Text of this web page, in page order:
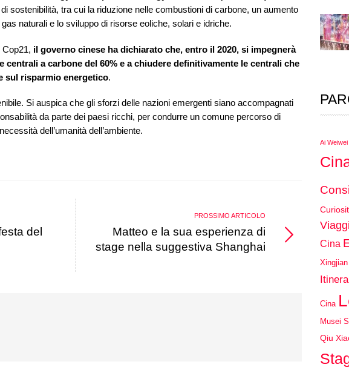
sostenibilità, tra cui la riduzione nelle combustioni di carbone, un aumento
naturali e lo sviluppo di risorse eoliche, solari e idriche.
il governo cinese ha dichiarato che, entro il 2020, si impegnerà
a carbone del 60% e a chiudere definitivamente le centrali che
sul risparmio energetico.
Si auspica che gli sforzi delle nazioni emergenti siano accompagnati
da parte dei paesi ricchi, per condurre un comune percorso di
dell’umanità dell’ambiente.
del
PROSSIMO ARTICOLO
Matteo e la sua esperienza di
stage nella suggestiva Shanghai
Ai Weiwei
Cina
Xingjian
Cina
Musei
Qiu